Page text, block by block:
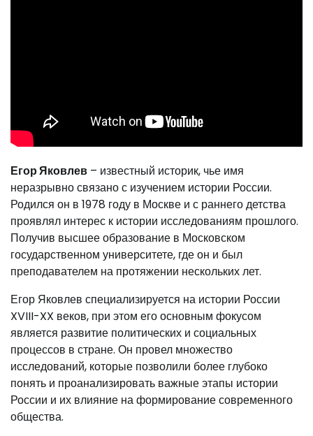
Егор Яковлев – известный историк, чье имя
неразрывно связано с изучением истории России.
Родился он в 1978 году в Москве и с раннего детства
проявлял интерес к истории исследованиям прошлого.
Получив высшее образование в Московском
государственном университете, где он и был
преподавателем на протяжении нескольких лет.
Егор Яковлев специализируется на истории России
XVIII-XX веков, при этом его основным фокусом
является развитие политических и социальных
процессов в стране. Он провел множество
исследований, которые позволили более глубоко
понять и проанализировать важные этапы истории
России и их влияние на формирование современного
общества.